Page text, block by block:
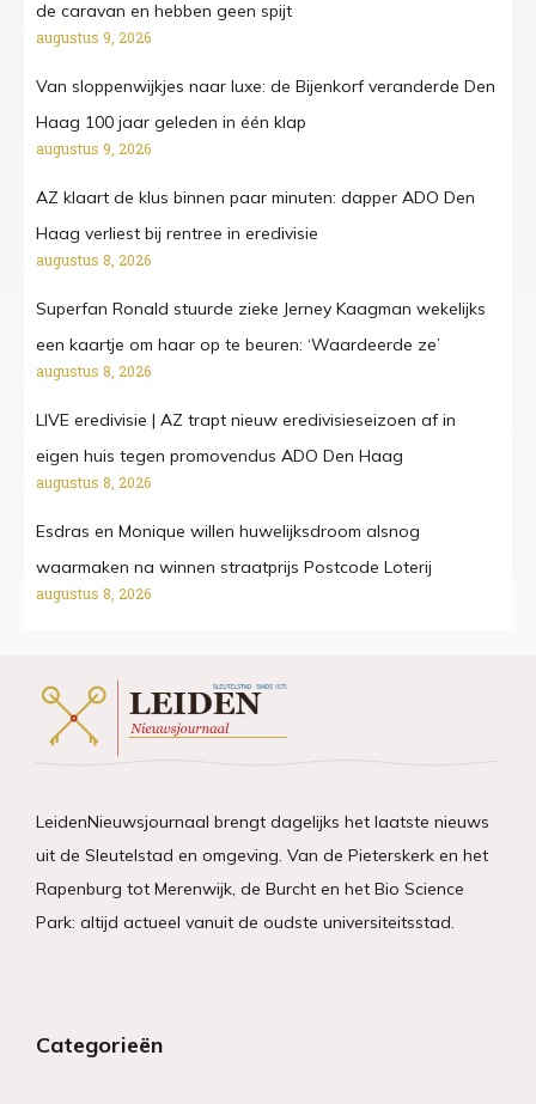
de caravan en hebben geen spijt
augustus 9, 2026
Van sloppenwijkjes naar luxe: de Bijenkorf veranderde Den
Haag 100 jaar geleden in één klap
augustus 9, 2026
AZ klaart de klus binnen paar minuten: dapper ADO Den
Haag verliest bij rentree in eredivisie
augustus 8, 2026
Superfan Ronald stuurde zieke Jerney Kaagman wekelijks
een kaartje om haar op te beuren: ‘Waardeerde ze’
augustus 8, 2026
LIVE eredivisie | AZ trapt nieuw eredivisieseizoen af in
eigen huis tegen promovendus ADO Den Haag
augustus 8, 2026
Esdras en Monique willen huwelijksdroom alsnog
waarmaken na winnen straatprijs Postcode Loterij
augustus 8, 2026
LeidenNieuwsjournaal brengt dagelijks het laatste nieuws
uit de Sleutelstad en omgeving. Van de Pieterskerk en het
Rapenburg tot Merenwijk, de Burcht en het Bio Science
Park: altijd actueel vanuit de oudste universiteitsstad.
Categorieën